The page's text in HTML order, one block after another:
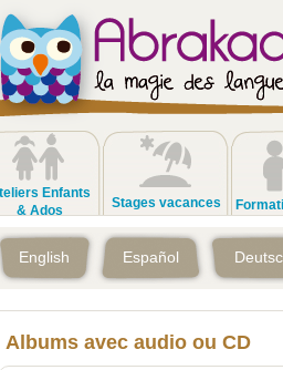
Enfants
& Ados
Stages vacances
English Español
Albums avec audio ou CD